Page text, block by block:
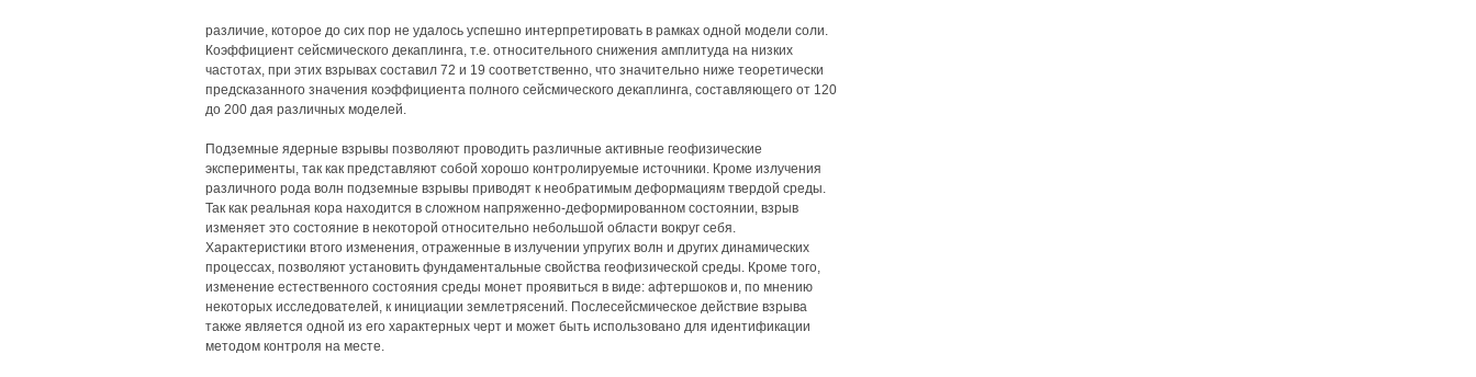
различие, которое до сих пор не удалось успешно интерпретировать в рамках одной модели соли.
Коэффициент сейсмического декаплинга, т.е. относительного снижения амплитуда на низких
частотах, при этих взрывах составил 72 и 19 соответственно, что значительно ниже теоретически
предсказанного значения коэффициента полного сейсмического декаплинга, составляющего от 120
до 200 дая различных моделей.
Подземные ядерные взрывы позволяют проводить различные активные геофизические
эксперименты, так как представляют собой хорошо контролируемые источники. Кроме излучения
различного рода волн подземные взрывы приводят к необратимым деформациям твердой среды.
Так как реальная кора находится в сложном напряженно-деформированном состоянии, взрыв
изменяет это состояние в некоторой относительно небольшой области вокруг себя.
Характеристики втого изменения, отраженные в излучении упругих волн и других динамических
процессах, позволяют установить фундаментальные свойства геофизической среды. Кроме того,
изменение естественного состояния среды монет проявиться в виде: афтершоков и, по мнению
некоторых исследователей, к инициации землетрясений. Послесейсмическое действие взрыва
также является одной из его характерных черт и может быть использовано для идентификации
методом контроля на месте.